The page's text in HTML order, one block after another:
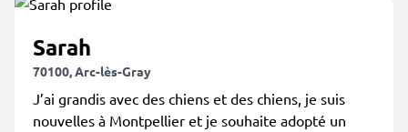
Sarah
70100, Arc-lès-Gray
J’ai grandis avec des chiens et des chiens, je suis
nouvelles à Montpellier et je souhaite adopté un